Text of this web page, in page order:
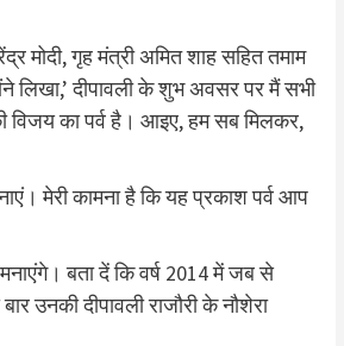
मोदी, गृह मंत्री अमित शाह सहित तमाम
लिखा,’ दीपावली के शुभ अवसर पर मैं सभी
विजय का पर्व है। आइए, हम सब मिलकर,
मेरी कामना है कि यह प्रकाश पर्व आप
मनाएंगे। बता दें कि वर्ष 2014 में जब से
उनकी दीपावली राजौरी के नौशेरा